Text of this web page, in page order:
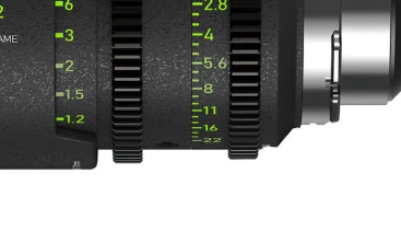
9 dji osmo
10. insta 360